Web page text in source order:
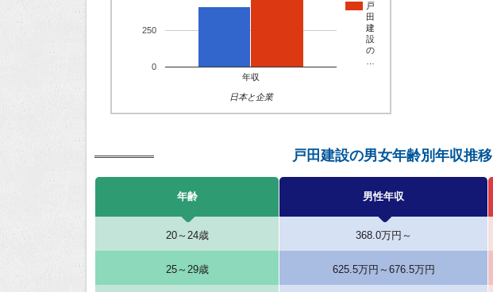
戸
田
建
設
の
年収
0
250
日本と企業
戸田建設の男女年齢別年収推移
年齢 男性年収
20～24歳 368.0万円～
25～29歳 625.5万円～676.5万円